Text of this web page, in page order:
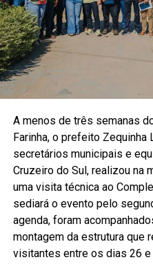
A menos de três semanas
Farinha, o prefeito Zequinha
secretários municipais e
Cruzeiro do Sul, realizou na
uma visita técnica ao
sediará o evento pelo
agenda, foram
montagem da estrutura que
visitantes entre os dias 26